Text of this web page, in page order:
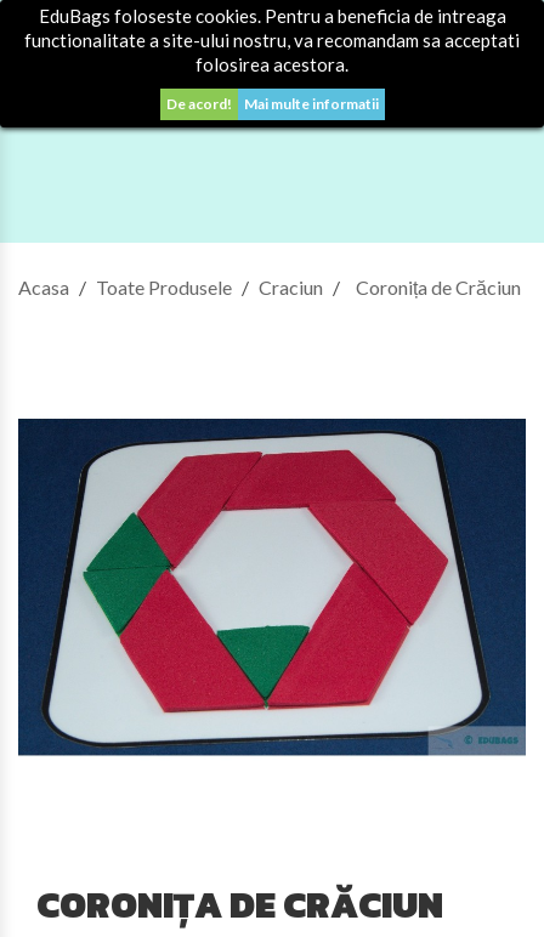
EduBags foloseste cookies. Pentru a beneficia de intreaga
functionalitate a site-ului nostru, va recomandam sa acceptati
folosirea acestora.
De acord! Mai multe informatii
  Autentificare
Acasa Toate Produsele Craciun Coronița de Crăciun
CORONIȚA DE CRĂCIUN